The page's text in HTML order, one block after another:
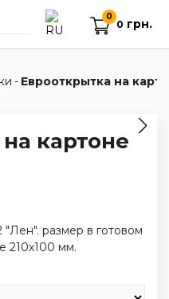
0
0 грн.
- Еврооткрытка на
картоне
"Лен". размер в готовом
210х100 мм.